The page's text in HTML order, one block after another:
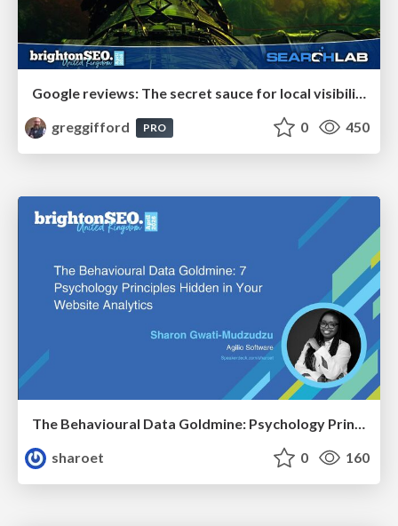
Google reviews: The secret sauce for local visibility
greggifford
PRO 0 450
The Behavioural Data Goldmine: Psychology Principles Hidden in Your Website Analytics
sharoet
0 160